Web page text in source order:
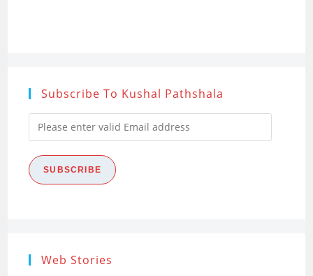
Subscribe To Kushal Pathshala
Please
enter
valid
Email
SUBSCRIBE
Web Stories
Research
Ethics (शोध